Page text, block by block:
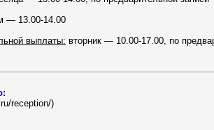
— 13.00-14.00
выплаты: вторник — 10.00-17.00, по
reception/)